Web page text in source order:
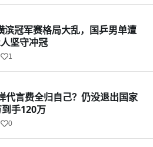
滨冠军赛格局大乱，国乒男单遭
坚守冲冠
1
代言费全归自己？仍没退出国家
手120万
0